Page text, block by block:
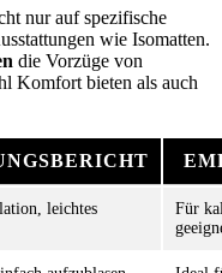
nur auf spezifische
wie Isomatten.
die Vorzüge von
Komfort bieten als auch
leichtes
Für